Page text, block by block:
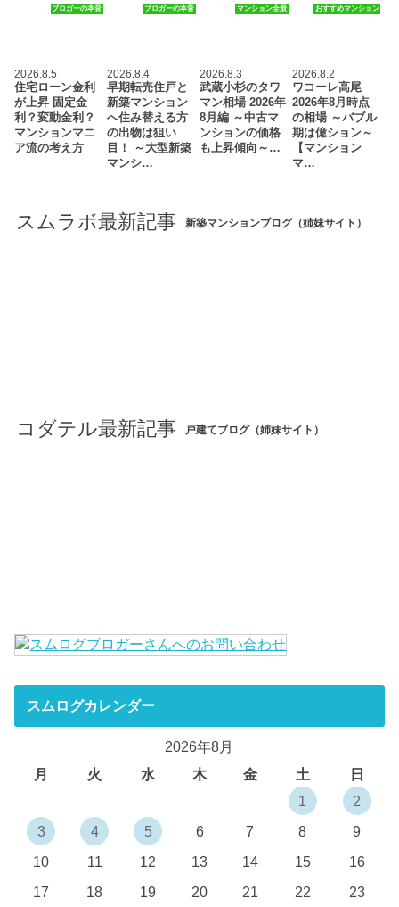
ブロガーの本音
2026.8.5
住宅ローン金利
が上昇 固定金
利？変動金利？
マンションマニ
ア流の考え方
ブロガーの本音
2026.8.4
早期転売住戸と
新築マンション
へ住み替える方
の出物は狙い
目！ ～大型新築
マンシ…
マンション全般
2026.8.3
武蔵小杉のタワ
マン相場 2026年
8月編 ～中古マ
ンションの価格
も上昇傾向～…
おすすめマンション
2026.8.2
ワコーレ高尾
2026年8月時点
の相場 ～バブル
期は億ション～
【マンション
マ…
スムラボ最新記事 新築マンションブログ（姉妹サイト）
コダテル最新記事 戸建てブログ（姉妹サイト）
スムログカレンダー
2026年8月
月
火 水 木 金 土
日
1
2
3
4 5 6 7 8
9
10
11 12 13 14 15
16
17
18 19 20 21 22
23